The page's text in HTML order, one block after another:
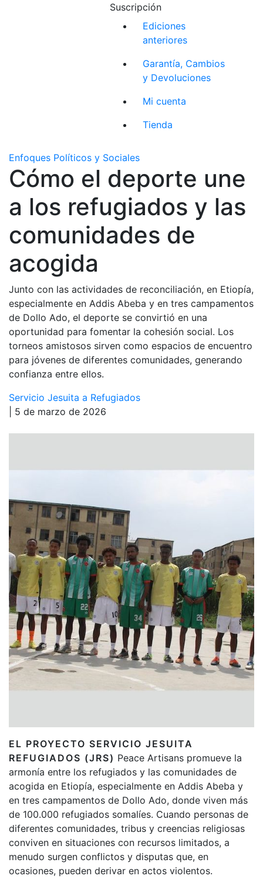
Suscripción
Ediciones
anteriores
Garantía, Cambios
y Devoluciones
Mi cuenta
Tienda
Enfoques Políticos y Sociales
Cómo el deporte une
a los refugiados y las
comunidades de
acogida
Junto con las actividades de reconciliación, en Etiopía,
especialmente en Addis Abeba y en tres campamentos
de Dollo Ado, el deporte se convirtió en una
oportunidad para fomentar la cohesión social. Los
torneos amistosos sirven como espacios de encuentro
para jóvenes de diferentes comunidades, generando
confianza entre ellos.
Servicio Jesuita a Refugiados
| 5 de marzo de 2026
EL PROYECTO SERVICIO JESUITA
REFUGIADOS (JRS) Peace Artisans promueve la
armonía entre los refugiados y las comunidades de
acogida en Etiopía, especialmente en Addis Abeba y
en tres campamentos de Dollo Ado, donde viven más
de 100.000 refugiados somalíes. Cuando personas de
diferentes comunidades, tribus y creencias religiosas
conviven en situaciones con recursos limitados, a
menudo surgen conflictos y disputas que, en
ocasiones, pueden derivar en actos violentos.